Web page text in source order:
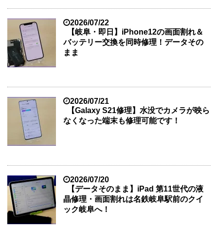
2026/07/22
【岐阜・即日】iPhone12の画面割れ＆
バッテリー交換を同時修理！データその
まま
2026/07/21
【Galaxy S21修理】水没でカメラが映ら
なくなった端末も修理可能です！
2026/07/20
【データそのまま】iPad 第11世代の液
晶修理・画面割れは名鉄岐阜駅前のクイ
ック岐阜へ！